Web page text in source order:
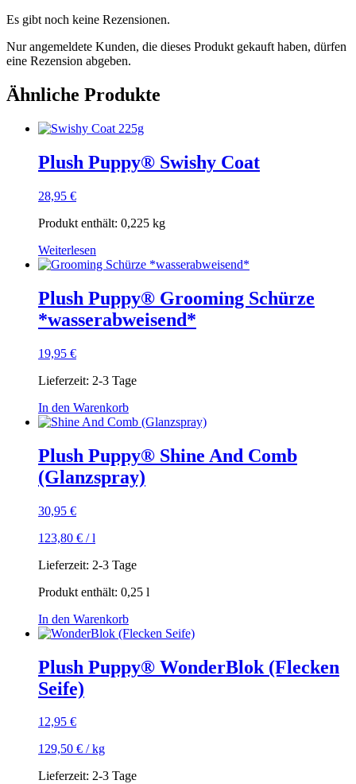
Es gibt noch keine Rezensionen.
Nur angemeldete Kunden, die dieses Produkt gekauft haben, dürfen
eine Rezension abgeben.
Ähnliche Produkte
Plush Puppy® Swishy Coat
28,95 €
Produkt enthält: 0,225 kg
Weiterlesen
Plush Puppy® Grooming Schürze
*wasserabweisend*
19,95 €
Lieferzeit: 2-3 Tage
In den Warenkorb
Plush Puppy® Shine And Comb
(Glanzspray)
30,95 €
123,80 € /l
Lieferzeit: 2-3 Tage
Produkt enthält: 0,25 l
In den Warenkorb
Plush Puppy® WonderBlok (Flecken
Seife)
12,95 €
129,50 € /kg
Lieferzeit: 2-3 Tage